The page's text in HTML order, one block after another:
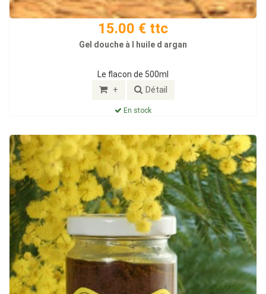
15.00 € ttc
Gel douche à l huile d argan
Le flacon de 500ml
+ Détail
En stock